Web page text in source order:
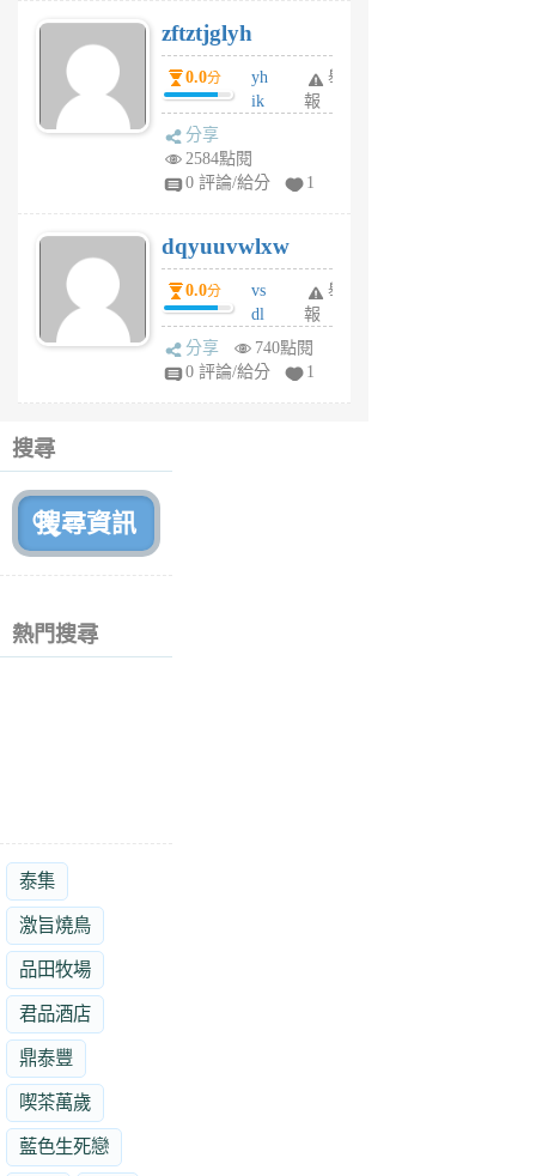
月
前
zftztjglyh
0.0分
yh
ik
tu
6
個
月
前
舉
報
分享
2584點閱
0 評論/給分
1
dqyuuvwlxw
0.0分
vs
dl
sq
fy
舉
報
分享
740點閱
0 評論/給分
1
搜尋
熱門搜尋
泰集
激旨燒鳥
品田牧場
君品酒店
鼎泰豐
喫茶萬歲
藍色生死戀